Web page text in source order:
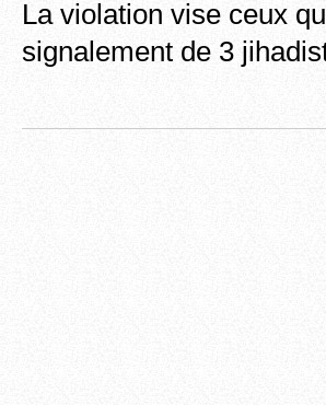
La violation vise ceux
signalement de 3